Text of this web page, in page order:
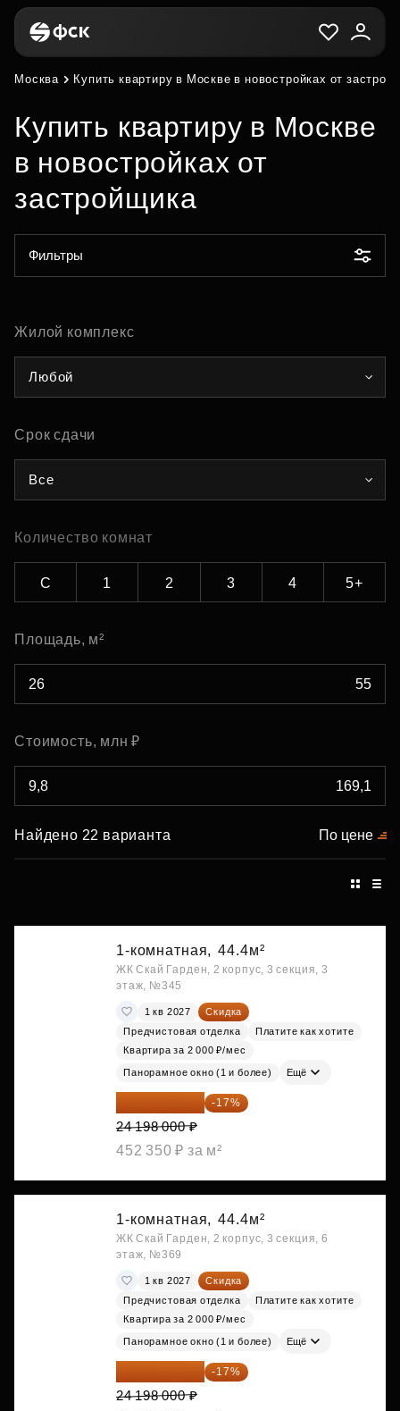
Москва Купить квартиру в Москве в новостройках от
Купить квартиру в Москве
в новостройках от
застройщика
Фильтры
Жилой комплекс
Любой
Срок сдачи
Все
Количество комнат
С 1 2 3 4 5+
Площадь, м²
Стоимость, млн ₽
Найдено 22 варианта По цене
1-комнатная, 44.4м²
ЖК Скай Гарден, 2 корпус, 3 секция, 3
этаж, №345
1 кв 2027
Скидка
Предчистовая отделка
Платите как хотите
Квартира за 2 000 ₽/мес
Панорамное окно (1 и более) Ещё
20 084 340 ₽ -17%
24 198 000 ₽
452 350 ₽ за м²
1-комнатная, 44.4м²
ЖК Скай Гарден, 2 корпус, 3 секция, 6
этаж, №369
1 кв 2027
Скидка
Предчистовая отделка
Платите как хотите
Квартира за 2 000 ₽/мес
Панорамное окно (1 и более) Ещё
20 084 340 ₽ -17%
24 198 000 ₽